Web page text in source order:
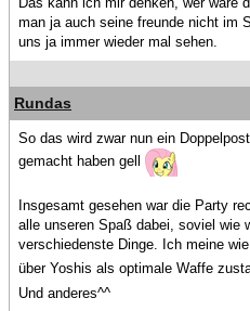
man ja auch seine freunde nicht im
uns ja immer wieder mal sehen.
Rundas
So das wird zwar nun ein
gemacht haben gell
Insgesamt gesehen war die Party
alle unseren Spaß dabei, soviel wie
verschiedenste Dinge. Ich meine
über Yoshis als optimale Waffe
Und anderes^^